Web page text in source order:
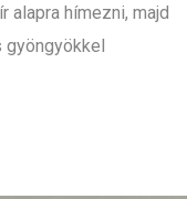
alapra hímezni, majd
gyöngyökkel